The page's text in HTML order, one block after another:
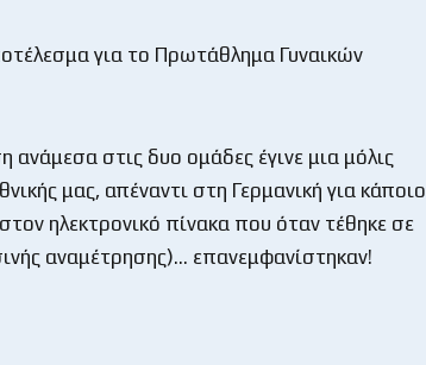
για το Πρωτάθλημα Γυναικών
ανάμεσα στις δυο ομάδες έγινε μια μόλις
μας, απέναντι στη Γερμανική για κάποιο
ηλεκτρονικό πίνακα που όταν τέθηκε σε
αναμέτρησης)… επανεμφανίστηκαν!